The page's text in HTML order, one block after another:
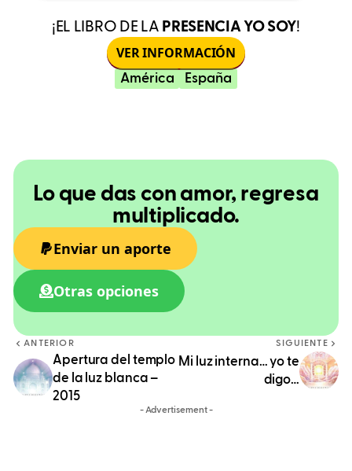
¡EL LIBRO DE LA PRESENCIA YO SOY!
VER INFORMACIÓN
América España
Lo que das con amor, regresa
multiplicado.
Enviar un aporte
Otras opciones
ANTERIOR
Apertura del templo
de la luz blanca –
2015
SIGUIENTE
Mi luz interna… yo te
digo…
- Advertisement -